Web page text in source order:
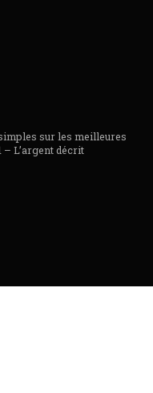
sur les meilleures
L’argent décrit